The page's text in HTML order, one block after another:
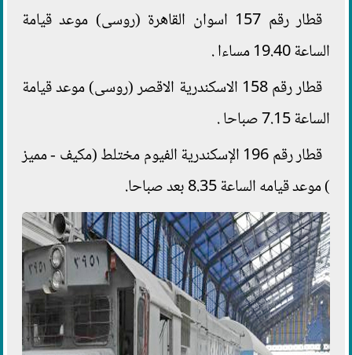
قطار رقم 157 اسوان القاهرة (روسى) موعد قيامة
الساعة 19.40 مساءا .
قطار رقم 158 الاسكندرية الاقصر (روسى) موعد قيامة
الساعة 7.15 صباحا .
قطار رقم 196 الإسكندرية الفيوم مختلط (مكيف - مميز
) موعد قيامه الساعة 8.35 بعد صباحا.